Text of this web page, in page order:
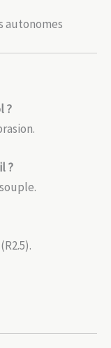
autonomes
?
?